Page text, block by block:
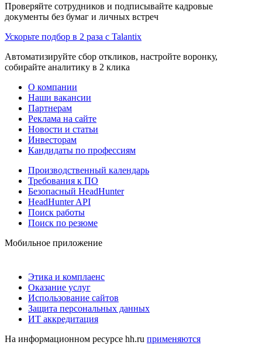
Проверяйте сотрудников и подписывайте кадровые
документы без бумаг и личных встреч
Ускорьте подбор в 2 раза с Talantix
Автоматизируйте сбор откликов, настройте воронку,
собирайте аналитику в 2 клика
О компании
Наши вакансии
Партнерам
Реклама на сайте
Новости и статьи
Инвесторам
Кандидаты по профессиям
Производственный календарь
Требования к ПО
Безопасный HeadHunter
HeadHunter API
Поиск работы
Поиск по резюме
Мобильное приложение
Этика и комплаенс
Оказание услуг
Использование сайтов
Защита персональных данных
ИТ аккредитация
На информационном ресурсе hh.ru применяются